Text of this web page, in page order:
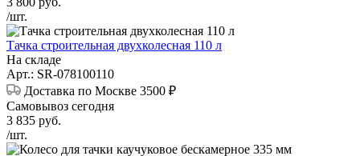
/шт.
Тачка строительная двухколесная 110 л
На складе
Арт.: SR-078100110
Доставка по Москве 3500 ₽
Самовывоз сегодня
3 835 руб.
/шт.